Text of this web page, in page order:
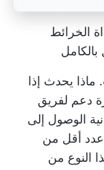
الخرائط
ماذا يحدث إذا
دعم لفريق
الوصول إلى
أقل من
النوع من